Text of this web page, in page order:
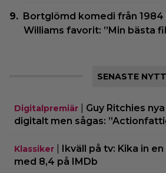
Bortglömd komedi från 1984
Williams favorit: ”Min bästa
SENASTE NYTT
Digitalpremiär
Guy Ritchies
digitalt men sågas:
Klassiker
Ikväll på tv: Kika in
med 8,4 på IMDb